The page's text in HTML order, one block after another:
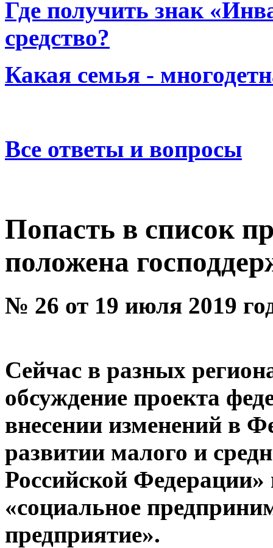
Где получить знак
средство?
Какая семья -
Все ответы и вопросы
Попасть в список
положена
№ 26 от 19 июля 2019
Сейчас в разных
обсуждение проекта
внесении изменений в
развитии малого и
Российской
«социальное
предприятие».